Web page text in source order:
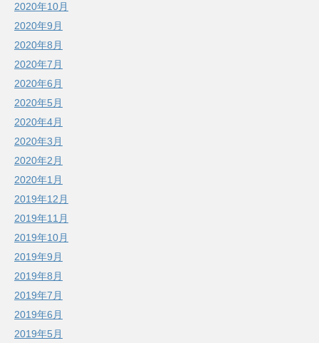
2020年10月
2020年9月
2020年8月
2020年7月
2020年6月
2020年5月
2020年4月
2020年3月
2020年2月
2020年1月
2019年12月
2019年11月
2019年10月
2019年9月
2019年8月
2019年7月
2019年6月
2019年5月